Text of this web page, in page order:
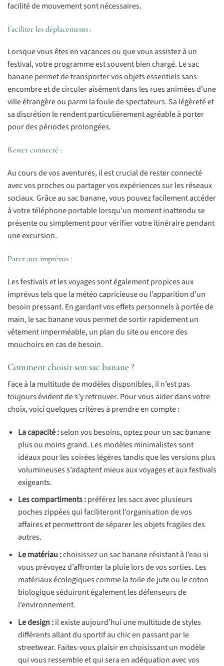
facilité de mouvement sont nécessaires.
Faciliter les déplacements :
Lorsque vous êtes en vacances ou que vous assistez à un
festival, votre programme est souvent bien chargé. Le sac
banane permet de transporter vos objets essentiels sans
encombre et de circuler aisément dans les rues animées d’une
ville étrangère ou parmi la foule de spectateurs. Sa légèreté et
sa discrétion le rendent particulièrement agréable à porter
pour des périodes prolongées.
Rester connecté :
Au cours de vos aventures, il est crucial de rester connecté
avec vos proches ou partager vos expériences sur les réseaux
sociaux. Grâce au sac banane, vous pouvez facilement accéder
à votre téléphone portable lorsqu’un moment inattendu se
présente ou simplement pour vérifier votre itinéraire pendant
une excursion.
Parer aux imprévus :
Les festivals et les voyages sont également propices aux
imprévus tels que la météo capricieuse ou l’apparition d’un
besoin pressant. En gardant vos effets personnels à portée de
main, le sac banane vous permet de sortir rapidement un
vêtement imperméable, un plan du site ou encore des
mouchoirs en cas de besoin.
Comment choisir son sac banane ?
Face à la multitude de modèles disponibles, il n’est pas
toujours évident de s’y retrouver. Pour vous aider dans votre
choix, voici quelques critères à prendre en compte :
La capacité :selon vos besoins, optez pour un sac banane
plus ou moins grand. Les modèles minimalistes sont
idéaux pour les soirées légères tandis que les versions plus
volumineuses s’adaptent mieux aux voyages et aux festivals
exigeants.
Les compartiments :préférez les sacs avec plusieurs
poches zippées qui faciliteront l’organisation de vos
affaires et permettront de séparer les objets fragiles des
autres.
Le matériau :choisissez un sac banane résistant à l’eau si
vous prévoyez d’affronter la pluie lors de vos sorties. Les
matériaux écologiques comme la toile de jute ou le coton
biologique séduiront également les défenseurs de
l’environnement.
Le design :il existe aujourd’hui une multitude de styles
différents allant du sportif au chic en passant par le
streetwear. Faites-vous plaisir en choisissant un modèle
qui vous ressemble et qui sera en adéquation avec vos